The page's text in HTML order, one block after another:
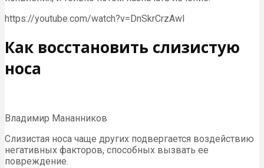
https://youtube.com/watch?v=DnSkrCrzAwI
Как восстановить слизистую
носа
Владимир Мананников
Слизистая носа чаще других подвергается воздействию
негативных факторов, способных вызвать ее
повреждение.